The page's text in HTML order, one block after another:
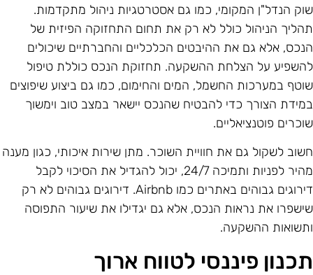
הנדל"ן המקומי, כמו גם אסטרטגיות ניהול מתקדמות.
הניהול כולל לא רק את תחום התחזוקה הפיזית של
אלא גם את ההיבטים הכלכליים והחברתיים שיכולים
על הצלחת ההשקעה. תחזוקת הנכס כוללת טיפול
במערכות החשמל, המים והחימום, כמו גם ביצוע שיפוצים
הצורך כדי להבטיח שהנכס יישאר במצב טוב וימשוך
פוטנציאליים.
לשקול גם את חוויית השוכר. מתן שירות איכותי, כגון מענה
מהיר לפניות ותמיכה 24/7, יכול להגדיל את הסיכוי לקבל
דירוגים גבוהים באתרים כמו Airbnb. דירוגים גבוהים לא רק
את נראות הנכס, אלא גם יגדילו את שיעור התפוסה
ההשקעה.
פיננסי לטווח ארוך